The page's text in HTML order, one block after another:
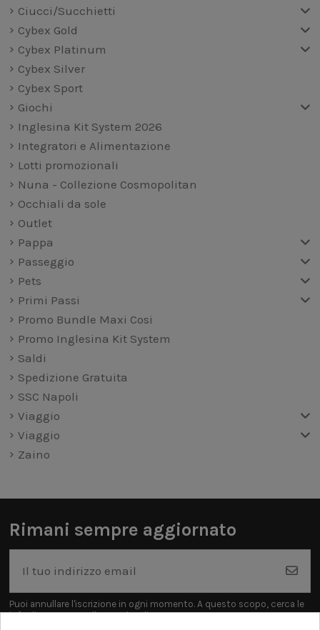
Ciucci/Succhietti
Cybex Gold
Cybex Platinum
Cybex Silver
Cybex Sport
Giochi
Inglesina Kit System 2026
Integratori e Alimentazione
Lotti promozionali
Nuna - Collezione Cosmopolitan
Occhiali da sole
Outlet
Pappa
Passeggio
Pets
Primi Passi
Promo Bundle Maxi Cosi
Promo Inglesina Kit System
Saldi
Spedizione Gratuita
SSC Napoli
Viaggio
Viaggio
Zaino
Rimani sempre aggiornato
Puoi annullare l'iscrizione in ogni momento. A questo scopo, cerca le
info di contatto nelle note legali.